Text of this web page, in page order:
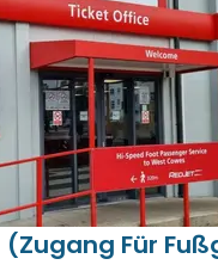
(Zugang Für